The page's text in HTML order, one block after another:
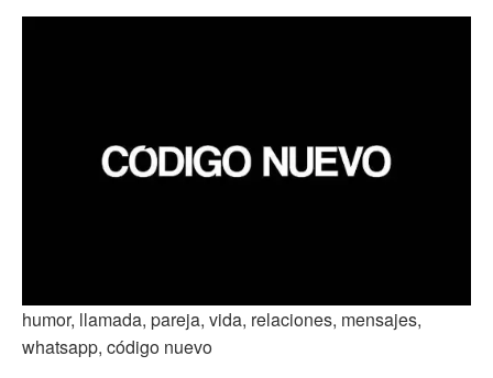
humor, llamada, pareja, vida, relaciones, mensajes,
whatsapp, código nuevo